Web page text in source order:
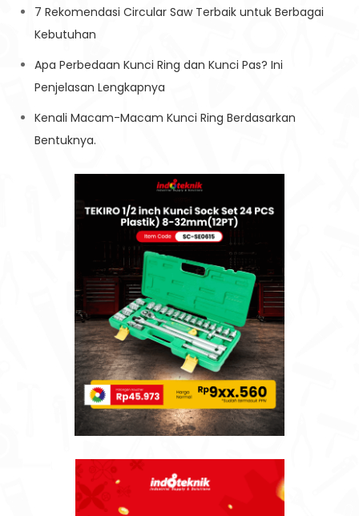
7 Rekomendasi Circular Saw Terbaik untuk Berbagai
Kebutuhan
Apa Perbedaan Kunci Ring dan Kunci Pas? Ini
Penjelasan Lengkapnya
Kenali Macam-Macam Kunci Ring Berdasarkan
Bentuknya.